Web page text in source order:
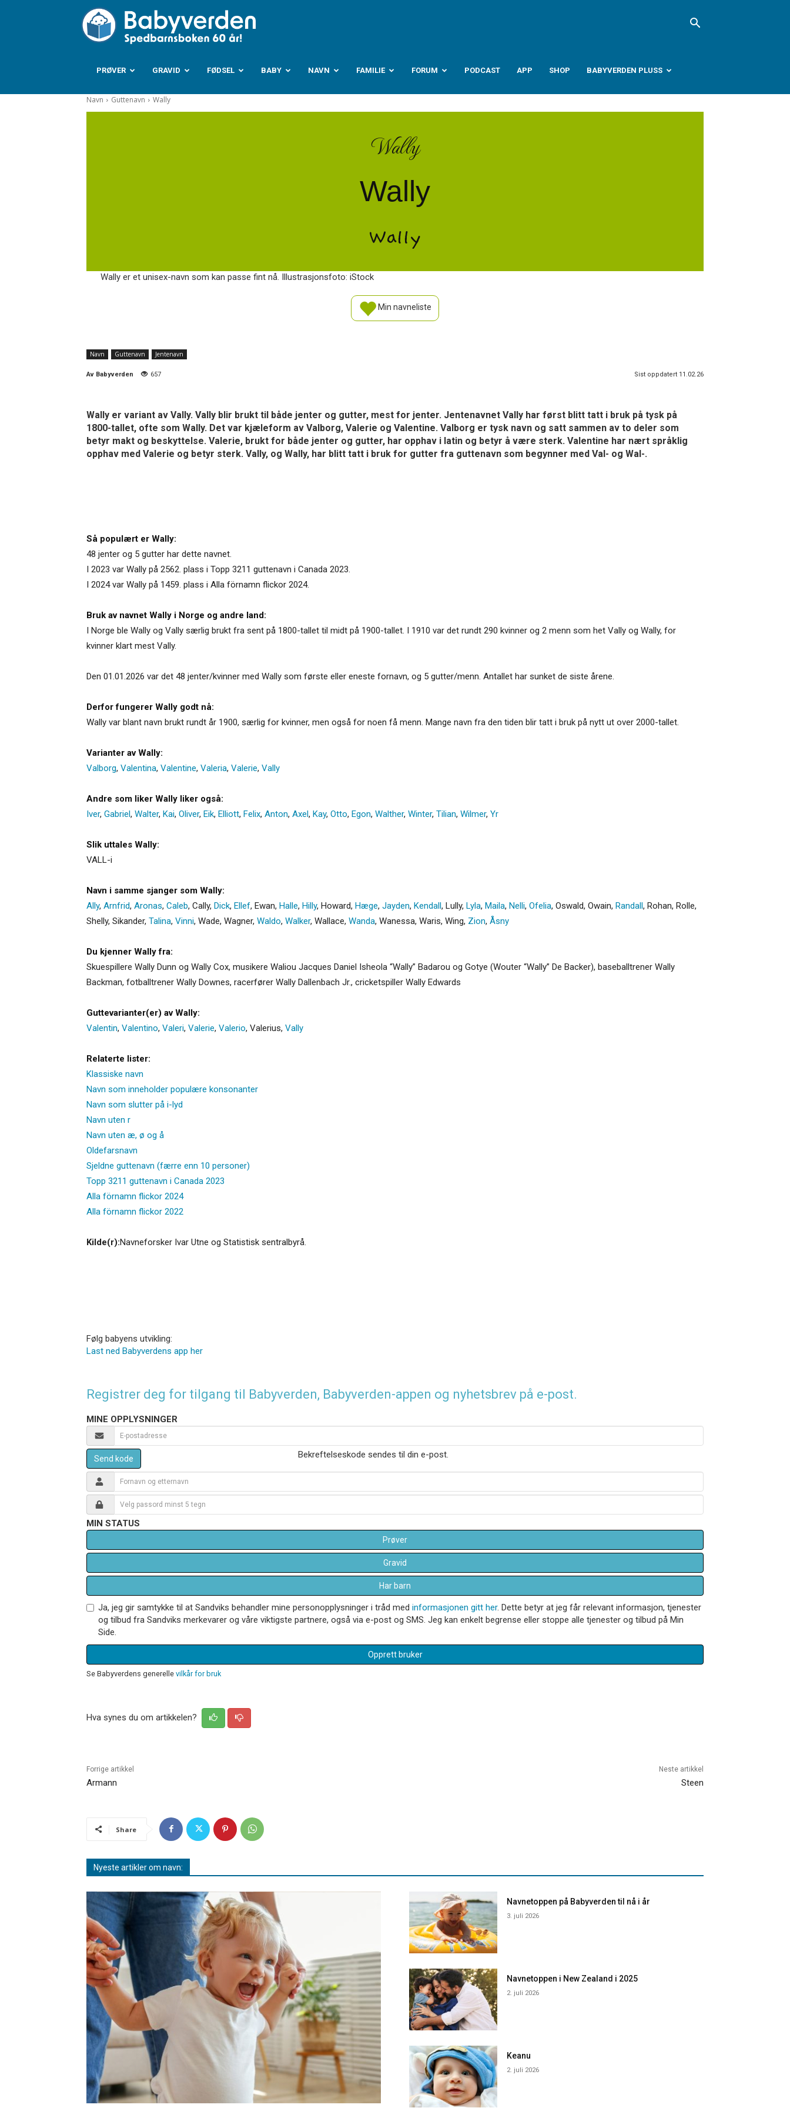
Babyverden.no
PRØVER GRAVID FØDSEL BABY NAVN FAMILIE FORUM PODCAST APP SHOP BABYVERDEN PLUSS
Navn Guttenavn Wally
Wally
Wally
Wally
Wally er et unisex-navn som kan passe fint nå. Illustrasjonsfoto: iStock
Min navneliste
Navn Guttenavn Jentenavn
Av Babyverden 657 Sist oppdatert 11.02.26
Wally er variant av Vally. Vally blir brukt til både jenter og gutter, mest for jenter. Jentenavnet Vally har først blitt tatt i bruk på tysk på
1800-tallet, ofte som Wally. Det var kjæleform av Valborg, Valerie og Valentine. Valborg er tysk navn og satt sammen av to deler som
betyr makt og beskyttelse. Valerie, brukt for både jenter og gutter, har opphav i latin og betyr å være sterk. Valentine har nært språklig
opphav med Valerie og betyr sterk. Vally, og Wally, har blitt tatt i bruk for gutter fra guttenavn som begynner med Val- og Wal-.
Så populært er Wally:
48 jenter og 5 gutter har dette navnet.
I 2023 var Wally på 2562. plass i Topp 3211 guttenavn i Canada 2023.
I 2024 var Wally på 1459. plass i Alla förnamn flickor 2024.
Bruk av navnet Wally i Norge og andre land:
I Norge ble Wally og Vally særlig brukt fra sent på 1800-tallet til midt på 1900-tallet. I 1910 var det rundt 290 kvinner og 2 menn som het Vally og Wally, for
kvinner klart mest Vally.
Den 01.01.2026 var det 48 jenter/kvinner med Wally som første eller eneste fornavn, og 5 gutter/menn. Antallet har sunket de siste årene.
Derfor fungerer Wally godt nå:
Wally var blant navn brukt rundt år 1900, særlig for kvinner, men også for noen få menn. Mange navn fra den tiden blir tatt i bruk på nytt ut over 2000-tallet.
Varianter av Wally:
Valborg, Valentina, Valentine, Valeria, Valerie, Vally
Andre som liker Wally liker også:
Iver, Gabriel, Walter, Kai, Oliver, Eik, Elliott, Felix, Anton, Axel, Kay, Otto, Egon, Walther, Winter, Tilian, Wilmer, Yr
Slik uttales Wally:
VALL-i
Navn i samme sjanger som Wally:
Ally, Arnfrid, Aronas, Caleb, Cally, Dick, Ellef, Ewan, Halle, Hilly, Howard, Hæge, Jayden, Kendall, Lully, Lyla, Maila, Nelli, Ofelia, Oswald, Owain, Randall, Rohan, Rolle,
Shelly, Sikander, Talina, Vinni, Wade, Wagner, Waldo, Walker, Wallace, Wanda, Wanessa, Waris, Wing, Zion, Åsny
Du kjenner Wally fra:
Skuespillere Wally Dunn og Wally Cox, musikere Waliou Jacques Daniel Isheola “Wally” Badarou og Gotye (Wouter “Wally” De Backer), baseballtrener Wally
Backman, fotballtrener Wally Downes, racerfører Wally Dallenbach Jr., cricketspiller Wally Edwards
Guttevarianter(er) av Wally:
Valentin, Valentino, Valeri, Valerie, Valerio, Valerius, Vally
Relaterte lister:
Klassiske navn
Navn som inneholder populære konsonanter
Navn som slutter på i-lyd
Navn uten r
Navn uten æ, ø og å
Oldefarsnavn
Sjeldne guttenavn (færre enn 10 personer)
Topp 3211 guttenavn i Canada 2023
Alla förnamn flickor 2024
Alla förnamn flickor 2022
Kilde(r):Navneforsker Ivar Utne og Statistisk sentralbyrå.
Følg babyens utvikling:
Last ned Babyverdens app her
Registrer deg for tilgang til Babyverden, Babyverden-appen og nyhetsbrev på e-post.
MINE OPPLYSNINGER
Send kode Bekreftelseskode sendes til din e-post.
MIN STATUS
Prøver
Gravid
Har barn
Ja, jeg gir samtykke til at Sandviks behandler mine personopplysninger i tråd med informasjonen gitt her. Dette betyr at jeg får relevant informasjon, tjenester
og tilbud fra Sandviks merkevarer og våre viktigste partnere, også via e-post og SMS. Jeg kan enkelt begrense eller stoppe alle tjenester og tilbud på Min
Side.
Opprett bruker
Se Babyverdens generelle vilkår for bruk
Hva synes du om artikkelen?
Forrige artikkel
Armann
Neste artikkel
Steen
Share
Nyeste artikler om navn:
Navnetoppen på Babyverden til nå i år
3. juli 2026
Navnetoppen i New Zealand i 2025
2. juli 2026
Keanu
2. juli 2026